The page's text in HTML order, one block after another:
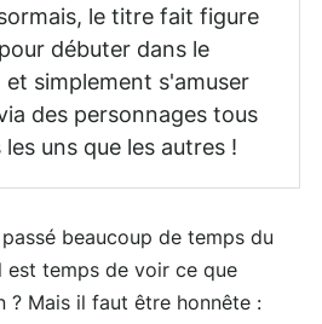
le titre fait figure
débuter dans le
simplement s'amuser
des personnages tous
uns que les autres !
beaucoup de temps du
est temps de voir ce que
? Mais il faut être honnête :